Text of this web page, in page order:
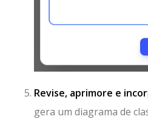
Revise, aprimore e
gera um diagrama de